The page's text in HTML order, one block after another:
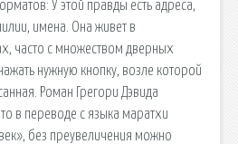
У этой правды есть адреса,
имена. Она живет в
часто с множеством дверных
нужную кнопку, возле которой
Роман Грегори Дэвида
в переводе с языка маратхи
без преувеличения можно